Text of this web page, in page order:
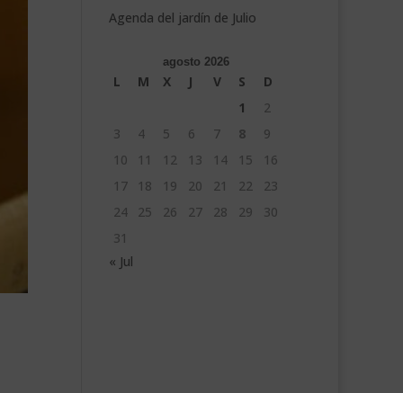
Agenda del jardín de Julio
agosto 2026
L M X J V S
D
1
2
3
4 5 6 7 8
9
10
11 12 13 14 15
16
17
18 19 20 21 22
23
24
25 26 27 28 29
30
31
« Jul